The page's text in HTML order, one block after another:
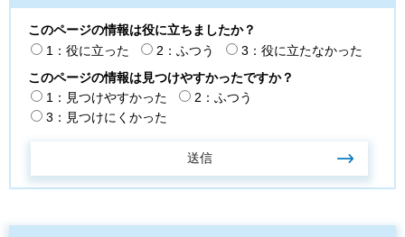
このページの情報は役に立ちましたか？
1：役に立った
2：ふつう
3：役に立たなかった
このページの情報は見つけやすかったですか？
1：見つけやすかった
2：ふつう
3：見つけにくかった